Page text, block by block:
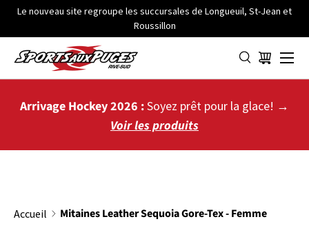
ALLER AU CONTENU
Le nouveau site regroupe les succursales de Longueuil, St-Jean et
Roussillon
Panier
Menu
Arrivage Hockey 2026 :Soyez prêt pour la glace! →
Voir les produits
Accueil Mitaines Leather Sequoia Gore-Tex - Femme